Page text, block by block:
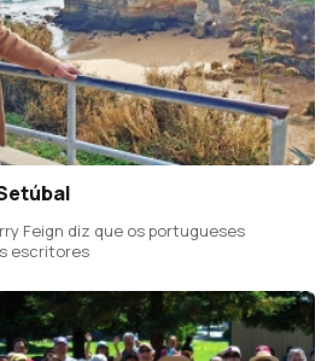
Feign diz que os portugueses
escritores